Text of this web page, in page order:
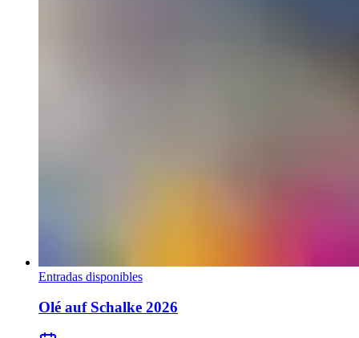
Entradas disponibles
Olé auf Schalke 2026